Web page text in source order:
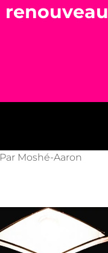
renouveau
Par Moshé-Aaron